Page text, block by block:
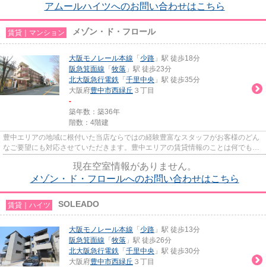
アムールハイツへのお問い合わせはこちら
賃貸｜マンション メゾン・ド・フロール
大阪モノレール本線 「 少路 」駅 徒歩18分
阪急箕面線 「 牧落 」駅 徒歩23分
北大阪急行電鉄 「 千里中央 」駅 徒歩35分
大阪府豊中市西緑丘 ３丁目
-
築年数：築36年
階数：4階建
豊中エリアの地域に根付いた当店ならではの経験豊富なスタッフがお客様のどん
なご要望にも対応させていただきます。豊中エリアの賃貸情報のことは何でもお
現在空室情報がありません。
メゾン・ド・フロールへのお問い合わせはこちら
賃貸｜ハイツ SOLEADO
大阪モノレール本線 「 少路 」駅 徒歩13分
阪急箕面線 「 牧落 」駅 徒歩26分
北大阪急行電鉄 「 千里中央 」駅 徒歩30分
大阪府豊中市西緑丘 ３丁目